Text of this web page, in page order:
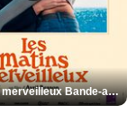
Les Matins merveilleux Bande-annonce VF